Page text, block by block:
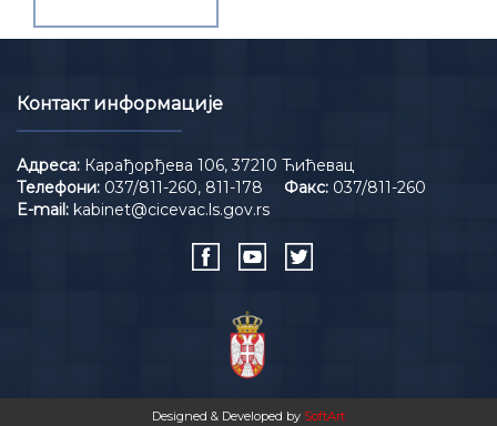
Контакт информације
Адреса: Карађорђева 106, 37210 Ћићевац
Телефони: 037/811-260, 811-178 Факс: 037/811-260
E-mail: kabinet@cicevac.ls.gov.rs
Designed & Developed by SoftArt